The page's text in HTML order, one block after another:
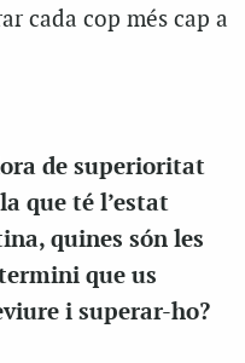
cada cop més cap a
de superioritat
que té l’estat
quines són les
que us
i superar-ho?